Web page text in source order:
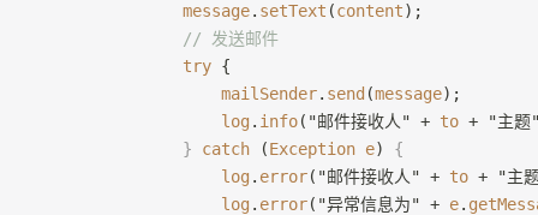
                message
. setText (content);
                // 发送邮件
                try
{
                    mailSender
. send (message);
                    log
. info("邮件接收人" + to + "主
                }
catch (Exception e) {
                    log
. error("邮件接收人" + to + "主
                    log
. error("异常信息为" + e.